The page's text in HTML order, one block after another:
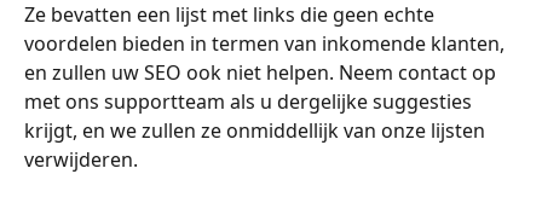
Ze bevatten een lijst met links die geen echte
voordelen bieden in termen van inkomende klanten,
en zullen uw SEO ook niet helpen. Neem contact op
met ons supportteam als u dergelijke suggesties
krijgt, en we zullen ze onmiddellijk van onze lijsten
verwijderen.